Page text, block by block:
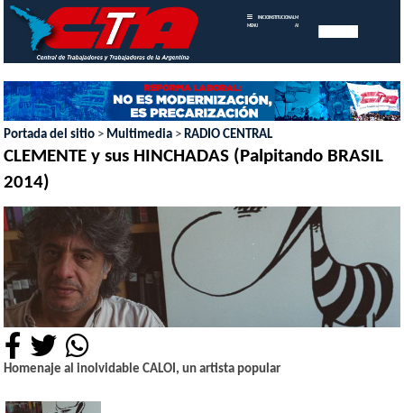
MENU
INICIOINSTITUCIONAL MEMORIAS
ANUALES
Portada del sitio > Multimedia > RADIO CENTRAL
CLEMENTE y sus HINCHADAS (Palpitando BRASIL
2014)
Homenaje al inolvidable CALOI, un artista popular